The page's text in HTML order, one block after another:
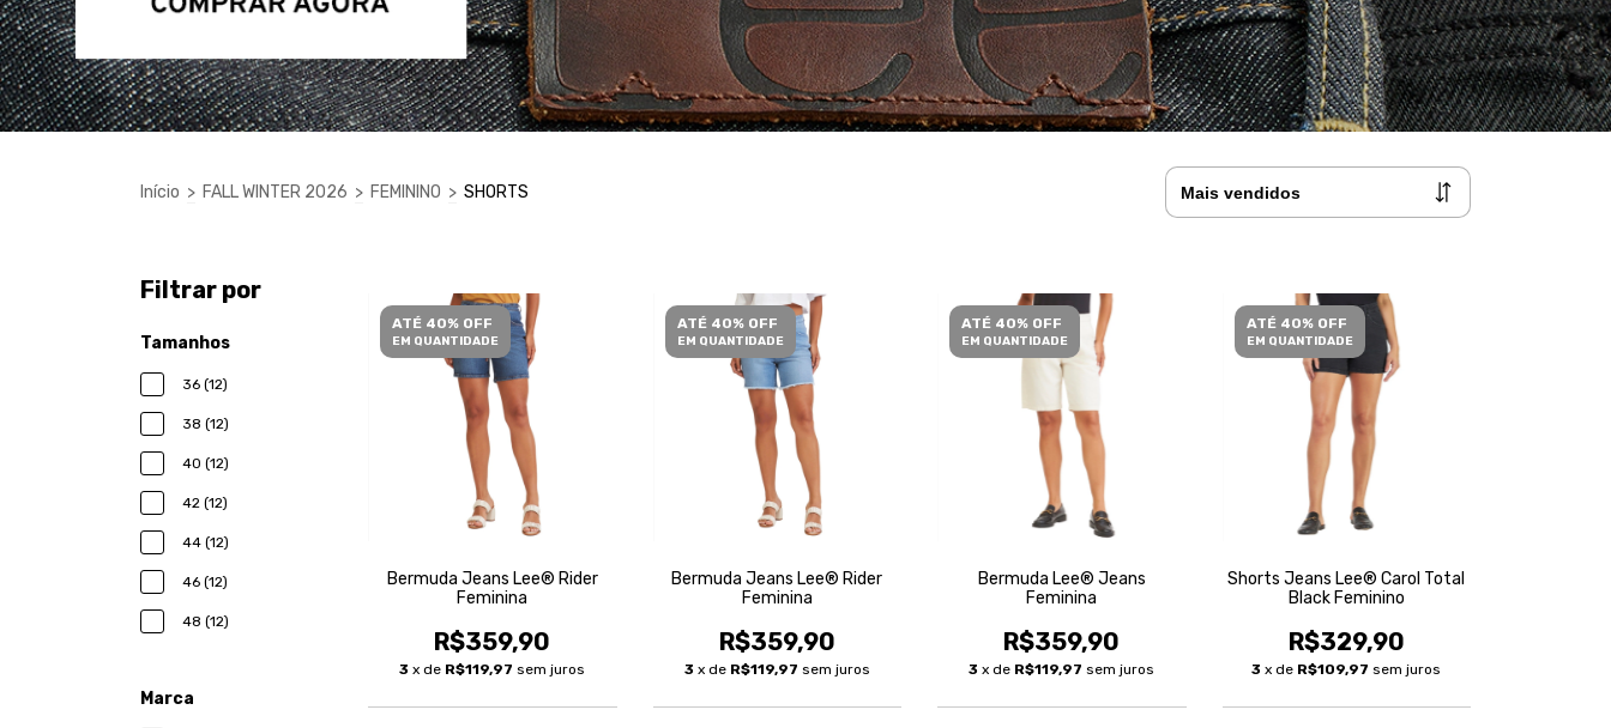
Início > FALL WINTER 2026 > FEMININO > SHORTS
Filtrar por
Tamanhos
36 (12)
38 (12)
40 (12)
42 (12)
44 (12)
46 (12)
48 (12)
Marca
ATÉ 40% OFF
EM QUANTIDADE
Bermuda Jeans Lee® Rider
Feminina
R$359,90
3 x de R$119,97 sem juros
ATÉ 40% OFF
EM QUANTIDADE
Bermuda Jeans Lee® Rider
Feminina
R$359,90
3 x de R$119,97 sem juros
ATÉ 40% OFF
EM QUANTIDADE
Bermuda Lee® Jeans
Feminina
R$359,90
3 x de R$119,97 sem juros
ATÉ 40% OFF
EM QUANTIDADE
Shorts Jeans Lee® Carol Total
Black Feminino
R$329,90
3 x de R$109,97 sem juros